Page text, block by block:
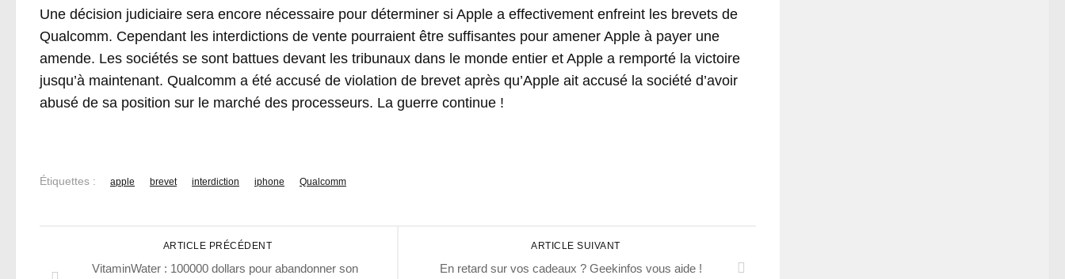
Une décision judiciaire sera encore nécessaire pour déterminer si Apple a effectivement enfreint les brevets de
Qualcomm. Cependant les interdictions de vente pourraient être suffisantes pour amener Apple à payer une
amende. Les sociétés se sont battues devant les tribunaux dans le monde entier et Apple a remporté la victoire
jusqu’à maintenant. Qualcomm a été accusé de violation de brevet après qu’Apple ait accusé la société d’avoir
abusé de sa position sur le marché des processeurs. La guerre continue !
Étiquettes : apple brevet interdiction iphone Qualcomm
ARTICLE SUIVANT
En retard sur vos cadeaux ? Geekinfos vous aide !
ARTICLE PRÉCÉDENT
VitaminWater : 100000 dollars pour abandonner son